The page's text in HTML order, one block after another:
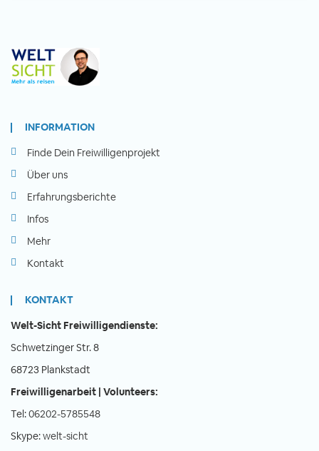
INFORMATION
Finde Dein Freiwilligenprojekt
Über uns
Erfahrungsberichte
Infos
Mehr
Kontakt
KONTAKT
Welt-Sicht Freiwilligendienste:
Schwetzinger Str. 8
68723 Plankstadt
Freiwilligenarbeit | Volunteers:
Tel:06202-5785548
Skype:welt-sicht